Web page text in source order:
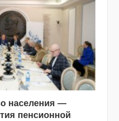
населения —
пенсионной